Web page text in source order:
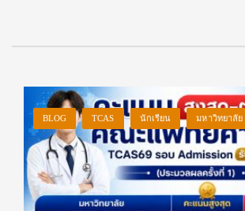
BLOG TCAS นักเรียน มหาวิทยาลัย